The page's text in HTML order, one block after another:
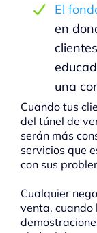
El
en
una
Cuando tus
del túnel de
serán más
servicios que
con sus
Cualquier
venta, cuando